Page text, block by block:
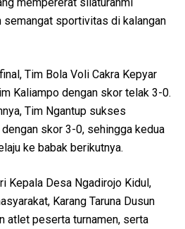
semangat sportivitas di kalangan
Tim Bola Voli Cakra Kepyar
Kaliampo dengan skor telak 3-0.
Tim Ngantup sukses
skor 3-0, sehingga kedua
ke babak berikutnya.
Kepala Desa Ngadirojo Kidul,
Karang Taruna Dusun
atlet peserta turnamen, serta